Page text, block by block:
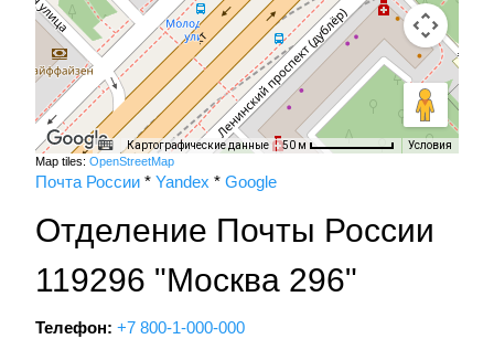
Картографические данные 50 м Условия
Map tiles: OpenStreetMap
Почта России * Yandex * Google
Отделение Почты России
119296 "Москва 296"
Телефон: +7 800-1-000-000